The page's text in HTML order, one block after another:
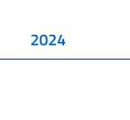
2024